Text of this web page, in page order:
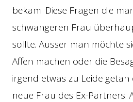
bekam. Diese Fragen die
schwangeren Frau
sollte. Ausser man möchte
Affen machen oder die
irgend etwas zu Leide getan
neue Frau des Ex-Partners.